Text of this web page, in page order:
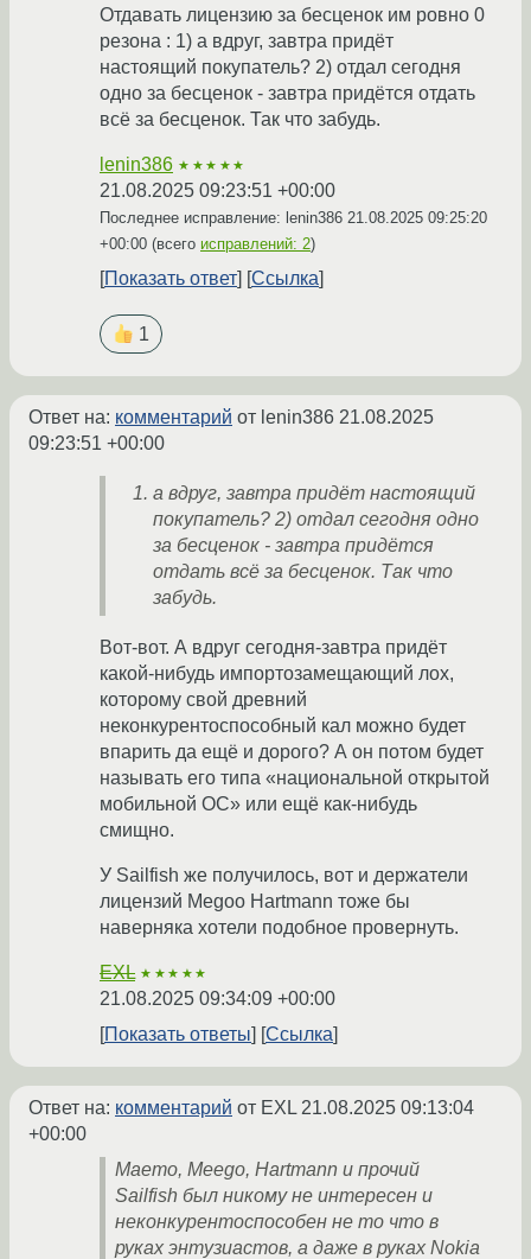
Отдавать лицензию за бесценок им ровно 0
резона : 1) а вдруг, завтра придёт
настоящий покупатель? 2) отдал сегодня
одно за бесценок - завтра придётся отдать
всё за бесценок. Так что забудь.
lenin386 ★★★★★
21.08.2025 09:23:51 +00:00
Последнее исправление: lenin386 21.08.2025 09:25:20
+00:00 (всего исправлений: 2)
Показать ответ Ссылка
1
Ответ на: комментарий от lenin386 21.08.2025
09:23:51 +00:00
а вдруг, завтра придёт настоящий
покупатель? 2) отдал сегодня одно
за бесценок - завтра придётся
отдать всё за бесценок. Так что
забудь.
Вот-вот. А вдруг сегодня-завтра придёт
какой-нибудь импортозамещающий лох,
которому свой древний
неконкурентоспособный кал можно будет
впарить да ещё и дорого? А он потом будет
называть его типа «национальной открытой
мобильной ОС» или ещё как-нибудь
смищно.
У Sailfish же получилось, вот и держатели
лицензий Megoo Hartmann тоже бы
наверняка хотели подобное провернуть.
EXL ★★★★★
21.08.2025 09:34:09 +00:00
Показать ответы
Ссылка
Ответ на: комментарий от EXL21.08.2025 09:13:04
+00:00
Maemo, Meego, Hartmann и прочий
Sailfish был никому не интересен и
неконкурентоспособен не то что в
руках энтузиастов, а даже в руках Nokia